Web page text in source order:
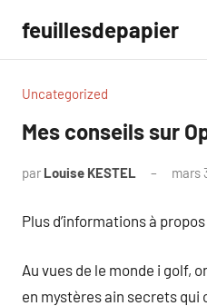
contenu
feuillesdepapier
Uncategorized
Mes conseils sur
par Louise KESTEL mars
Plus d’informations à
Au vues de le monde i golf,
en mystères ain secrets qui